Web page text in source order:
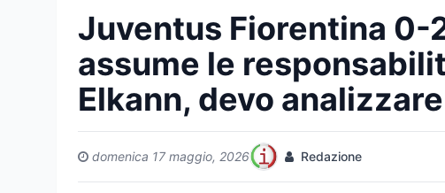
Juventus Fiorentina 0-
assume le
Elkann, devo
domenica 17 maggio, 2026 Redazione